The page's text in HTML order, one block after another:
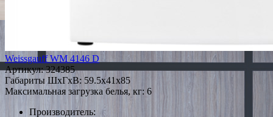
Weissgauff WM 4146 D
Артикул:324385
Габариты ШxГxВ: 59.5x41x85
Максимальная загрузка белья, кг: 6
Производитель: